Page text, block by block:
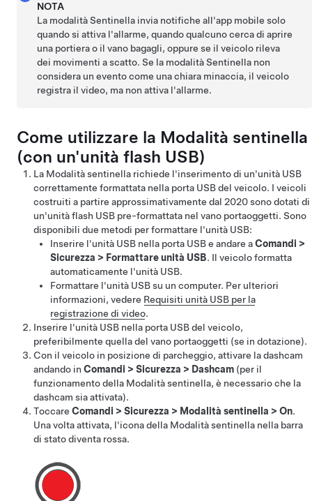
NOTA
La modalità Sentinella invia notifiche all'app mobile solo
quando si attiva l'allarme, quando qualcuno cerca di aprire
una portiera o il vano bagagli, oppure se il veicolo rileva
dei movimenti a scatto. Se la modalità Sentinella non
considera un evento come una chiara minaccia, il veicolo
registra il video, ma non attiva l'allarme.
Come utilizzare la Modalità sentinella
(con un'unità flash USB)
La Modalità sentinella richiede l'inserimento di un'unità USB
correttamente formattata nella porta USB del veicolo. I veicoli
costruiti a partire approssimativamente dal 2020 sono dotati di
un'unità flash USB pre-formattata nel vano portaoggetti. Sono
disponibili due metodi per formattare l'unità USB:
Inserire l'unità USB nella porta USB e andare aComandi >
Sicurezza > Formattare unità USB. Il veicolo formatta
automaticamente l'unità USB.
Formattare l'unità USB su un computer. Per ulteriori
informazioni, vedere Requisiti unità USB per la
registrazione di video.
Inserire l'unità USB nella porta USB del veicolo,
preferibilmente quella del vano portaoggetti (se in dotazione).
Con il veicolo in posizione di parcheggio, attivare la dashcam
andando in Comandi > Sicurezza > Dashcam (per il
funzionamento della Modalità sentinella, è necessario che la
dashcam sia attivata).
Toccare Comandi > Sicurezza > Modalità sentinella > On.
Una volta attivata, l'icona della Modalità sentinella nella barra
di statodiventa rossa.